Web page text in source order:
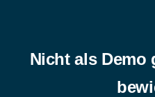
Nicht als Demo